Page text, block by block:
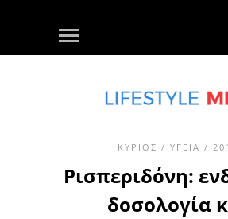
ΚΎΡΙΟΣ / ΥΓΕΊΑ /
Ρισπεριδόνη:
δοσολογία